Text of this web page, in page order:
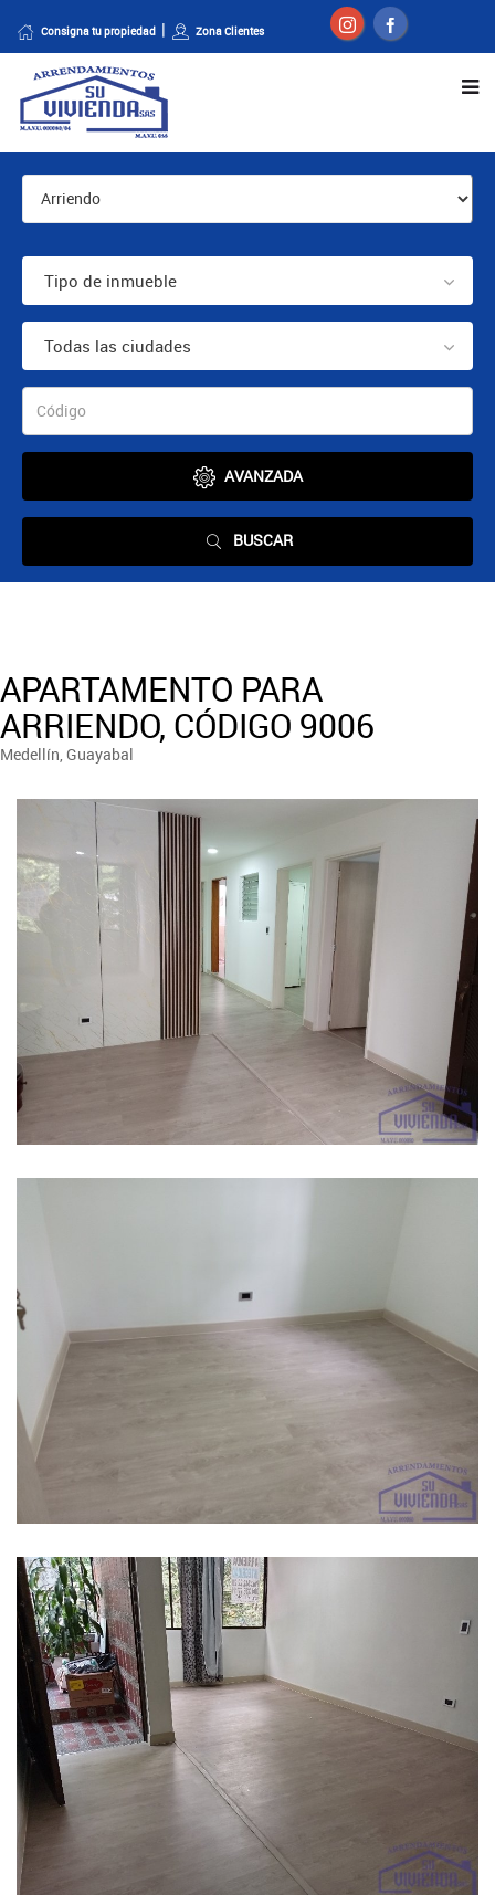
Consigna tu propiedad Zona Clientes
Tipo de inmueble
Todas las ciudades
AVANZADA
BUSCAR
APARTAMENTO PARA
ARRIENDO, CÓDIGO 9006
Medellín, Guayabal